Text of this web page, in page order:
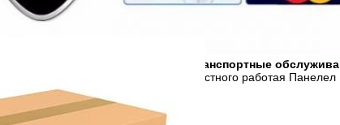
доставку, переход земли, транспортные
Для лифта местного работая Панелел